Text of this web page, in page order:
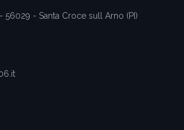
56029 - Santa Croce sull Arno (PI)